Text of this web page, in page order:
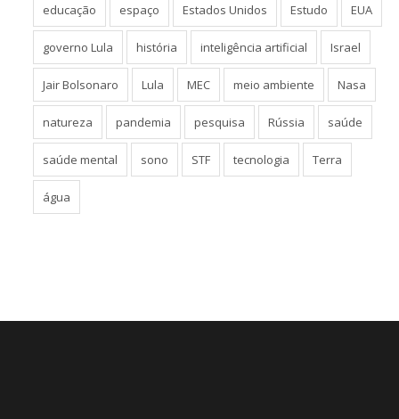
educação espaço Estados Unidos Estudo EUA
governo Lula história inteligência artificial Israel
Jair Bolsonaro Lula MEC meio ambiente Nasa
natureza pandemia pesquisa Rússia saúde
saúde mental sono STF tecnologia Terra
água